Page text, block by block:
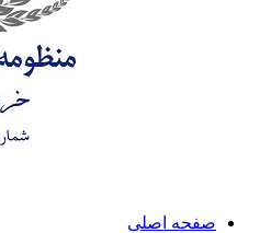
صفحه اصلی